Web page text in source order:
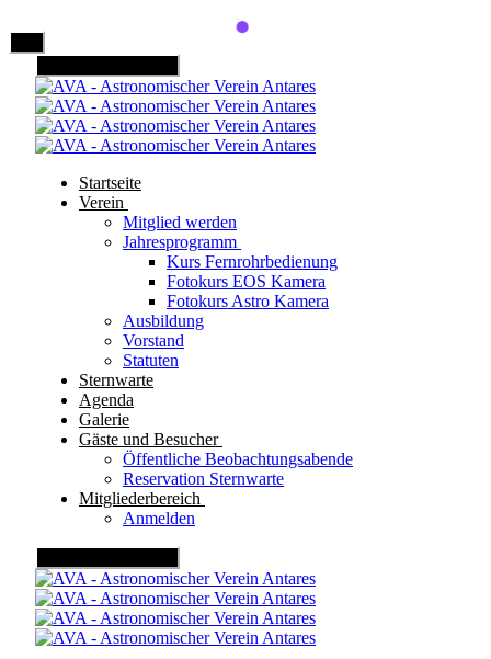
Startseite
Verein
Mitglied werden
Jahresprogramm
Kurs Fernrohrbedienung
Fotokurs EOS Kamera
Fotokurs Astro Kamera
Ausbildung
Vorstand
Statuten
Sternwarte
Agenda
Galerie
Gäste und Besucher
Öffentliche Beobachtungsabende
Reservation Sternwarte
Mitgliederbereich
Anmelden